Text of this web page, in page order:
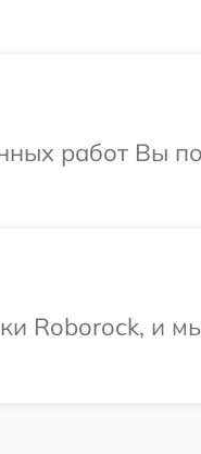
работ Вы
Roborock, и